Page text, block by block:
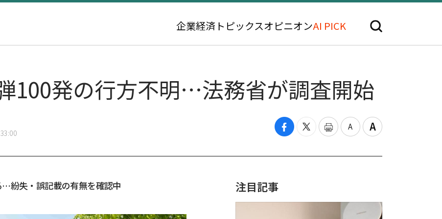
企業経済 トピックスオピニオンAI PICK
100発の行方不明…法務省が調査開始
紛失・誤記載の有無を確認中 注目記事